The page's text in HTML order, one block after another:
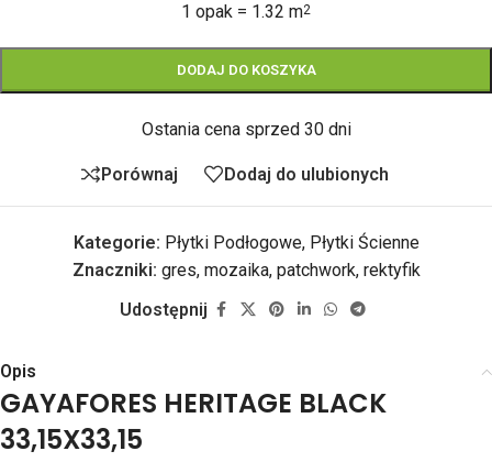
1 opak = 1.32 m2
DODAJ DO KOSZYKA
Ostania cena sprzed 30 dni
Porównaj Dodaj do ulubionych
Kategorie: Płytki Podłogowe, Płytki Ścienne
Znaczniki: gres, mozaika, patchwork, rektyfik
Udostępnij
Opis
GAYAFORES HERITAGE BLACK
33,15X33,15